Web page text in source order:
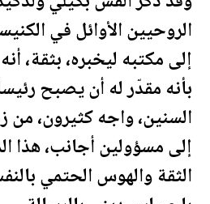
الروحيين الأوائل في
إلى مكتبه ليخبره، بثقة،
بأنه مقدّر له أن يصبح
السنين، واجه كثيرون، من
إلى مسؤولين أجانب، هذا
الثقة والهوس الحتمي